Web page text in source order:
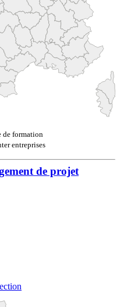
de formation
entreprises
de projet